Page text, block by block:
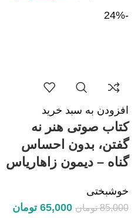
-24%
افزودن به سبد خرید
کتاب صوتی هنر نه
گفتن، بدون احساس
گناه – دیمون زاهاریاس
خوشبختی
85,000 تومان 65,000 تومان